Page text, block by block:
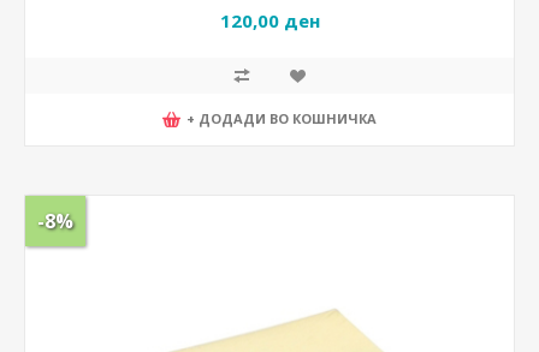
120,00 ден
+ ДОДАДИ ВО КОШНИЧКА
-8%